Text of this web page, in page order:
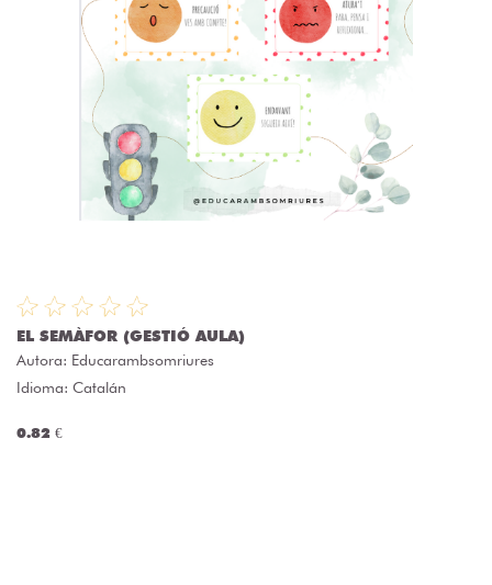
EL SEMÀFOR (GESTIÓ AULA)
Autora: Educarambsomriures
Idioma: Catalán
0.82 €